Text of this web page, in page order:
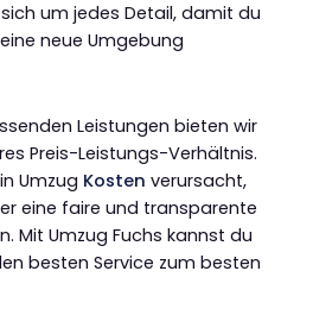
um jedes Detail, damit du
neue Umgebung
Leistungen bieten wir
Preis-Leistungs-Verhältnis.
Umzug Kosten verursacht,
eine faire und transparente
Mit Umzug Fuchs kannst du
besten Service zum besten